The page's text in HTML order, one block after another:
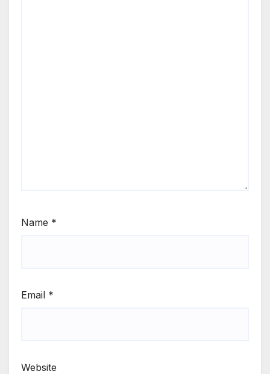
Name *
Email *
Website